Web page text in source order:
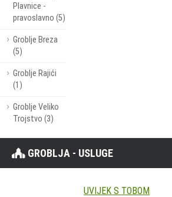
Plavnice -
pravoslavno (5)
Groblje Breza
(5)
Groblje Rajići
(1)
Groblje Veliko
Trojstvo (3)
GROBLJA - USLUGE
UVIJEK S TOBOM